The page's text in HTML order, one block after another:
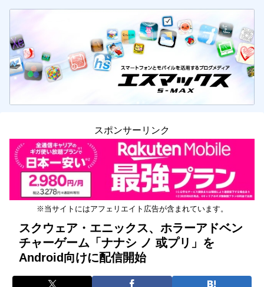
スポンサーリンク
※当サイトにはアフェリエイト広告が含まれています。
スクウェア・エニックス、ホラーアドベン
チャーゲーム「ナナシ ノ 或プリ」を
Android向けに配信開始